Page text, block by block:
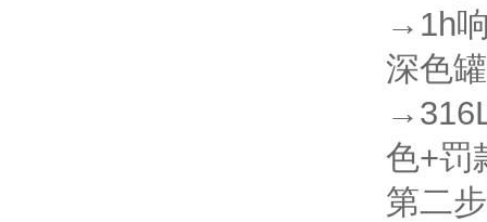
→1h
深色
色+罚
第二步